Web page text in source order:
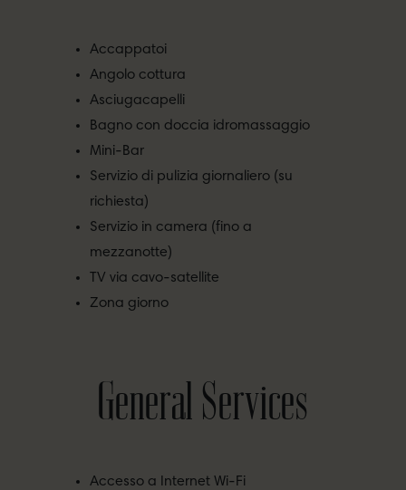
Accappatoi
Angolo cottura
Asciugacapelli
Bagno con doccia idromassaggio
Mini-Bar
Servizio di pulizia giornaliero (su
richiesta)
Servizio in camera (fino a
mezzanotte)
TV via cavo-satellite
Zona giorno
General Services
Accesso a Internet Wi-Fi